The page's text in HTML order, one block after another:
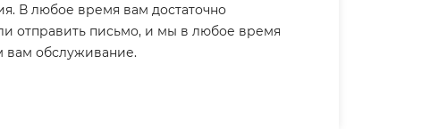
В любое время вам достаточно
отправить письмо, и мы в любое время
вам обслуживание.